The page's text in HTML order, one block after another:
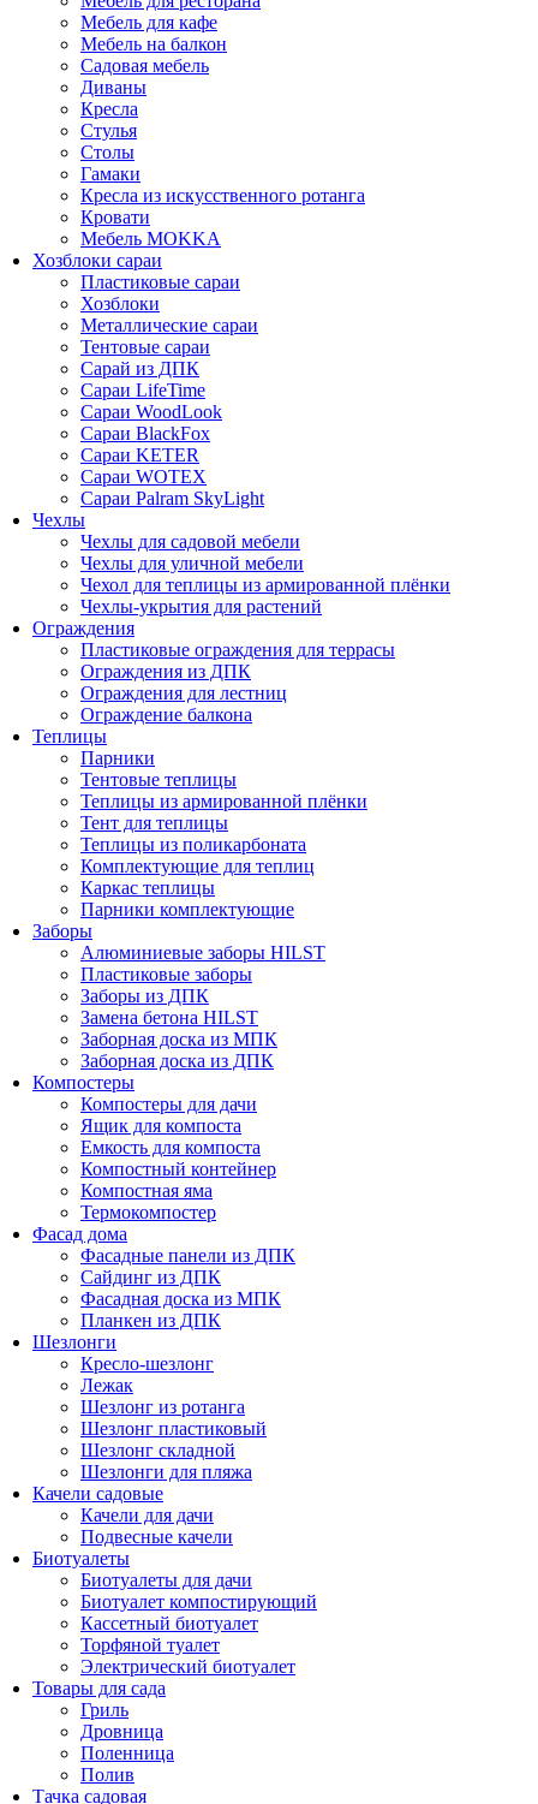
Мебель для кафе
Мебель на балкон
Садовая мебель
Диваны
Кресла
Стулья
Столы
Гамаки
Кресла из искусственного ротанга
Кровати
Мебель MOKKA
Хозблоки сараи
Пластиковые сараи
Хозблоки
Металлические сараи
Тентовые сараи
Сарай из ДПК
Cараи LifeTime
Cараи WoodLook
Сараи BlackFox
Сараи KETER
Сараи WOTEX
Сараи Palram SkyLight
Чехлы
Чехлы для садовой мебели
Чехлы для уличной мебели
Чехол для теплицы из армированной плёнки
Чехлы-укрытия для растений
Ограждения
Пластиковые ограждения для террасы
Ограждения из ДПК
Ограждения для лестниц
Ограждение балкона
Теплицы
Парники
Тентовые теплицы
Теплицы из армированной плёнки
Тент для теплицы
Теплицы из поликарбоната
Комплектующие для теплиц
Каркас теплицы
Парники комплектующие
Заборы
Алюминиевые заборы HILST
Пластиковые заборы
Заборы из ДПК
Замена бетона HILST
Заборная доска из МПК
Заборная доска из ДПК
Компостеры
Компостеры для дачи
Ящик для компоста
Емкость для компоста
Компостный контейнер
Компостная яма
Термокомпостер
Фасад дома
Фасадные панели из ДПК
Сайдинг из ДПК
Фасадная доска из МПК
Планкен из ДПК
Шезлонги
Кресло-шезлонг
Лежак
Шезлонг из ротанга
Шезлонг пластиковый
Шезлонг складной
Шезлонги для пляжа
Качели садовые
Качели для дачи
Подвесные качели
Биотуалеты
Биотуалеты для дачи
Биотуалет компостирующий
Кассетный биотуалет
Торфяной туалет
Электрический биотуалет
Товары для сада
Гриль
Дровница
Поленница
Полив
Тачка садовая